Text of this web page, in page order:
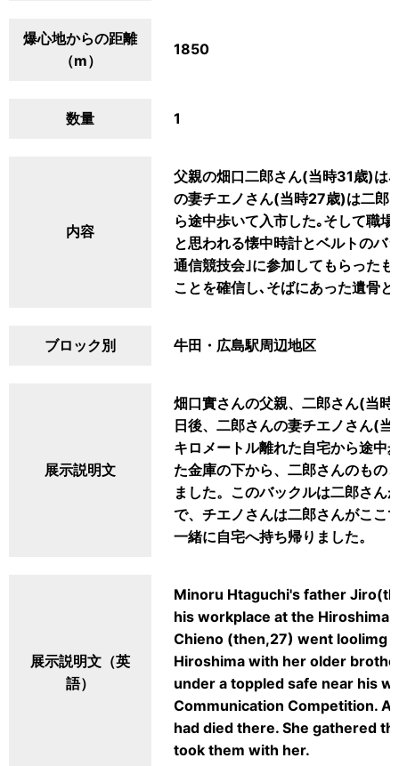
爆心地からの距離
（m）
1850
数量 1
内容
父親の畑口二郎さん(当時31歳)は
の妻チエノさん(当時27歳)は二郎
ら途中歩いて入市した｡そして職
と思われる懐中時計とベルトのバ
通信競技会｣に参加してもらった
ことを確信し､そばにあった遺骨
ブロック別 牛田・広島駅周辺地区
展示説明文
畑口實さんの父親、二郎さん(当
日後、二郎さんの妻チエノさん(
キロメートル離れた自宅から途中
た金庫の下から、二郎さんのもの
ました。このバックルは二郎さん
で、チエノさんは二郎さんがここ
一緒に自宅へ持ち帰りました。
展示説明文（英
語）
Minoru Htaguchi's father
his workplace at the Hiroshima
Chieno (then,27) went loolimg
Hiroshima with her older
under a toppled safe near his
Communication Competition.
had died there. She gathered
took them with her.